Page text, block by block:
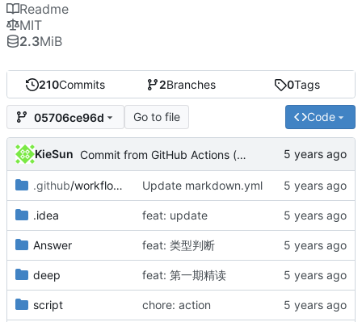
210Commits 2Branches 0Tags
05706ce96d Go to file Code
KieSun Commit from GitHub Actions (markdown-autodocs)
.github/workflows Update markdown.yml
.idea feat: update
Answer feat: 类型判断
deep feat: 第一期精读
script chore: action
Readme
MIT
2.3MiB